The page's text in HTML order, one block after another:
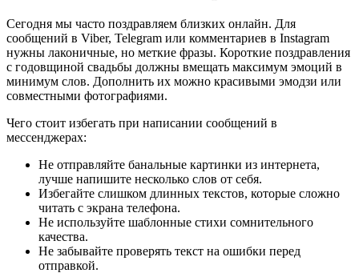
Сегодня мы часто поздравляем близких онлайн. Для
сообщений в Viber, Telegram или комментариев в Instagram
нужны лаконичные, но меткие фразы. Короткие поздравления
с годовщиной свадьбы должны вмещать максимум эмоций в
минимум слов. Дополнить их можно красивыми эмодзи или
совместными фотографиями.
Чего стоит избегать при написании сообщений в
мессенджерах:
Не отправляйте банальные картинки из интернета,
лучше напишите несколько слов от себя.
Избегайте слишком длинных текстов, которые сложно
читать с экрана телефона.
Не используйте шаблонные стихи сомнительного
качества.
Не забывайте проверять текст на ошибки перед
отправкой.